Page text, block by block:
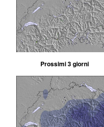
Prossimi 3 giorni